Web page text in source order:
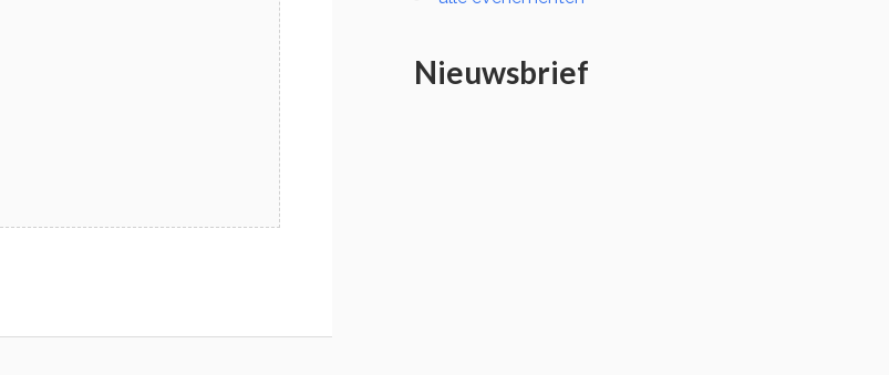
Nieuwsbrief